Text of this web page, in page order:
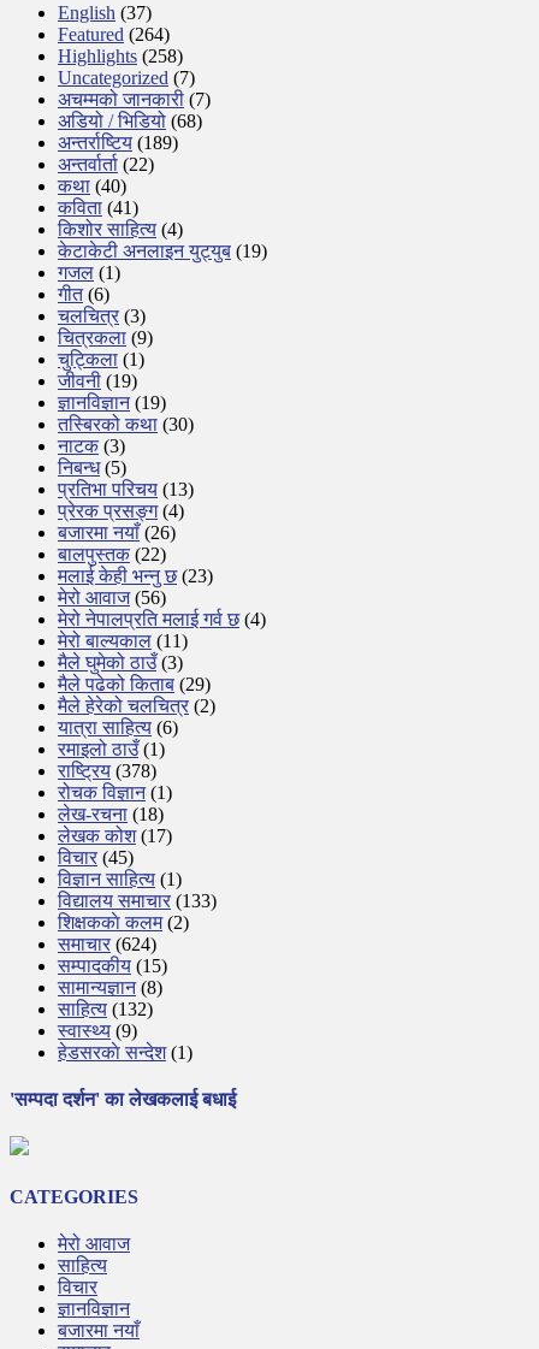
English (37)
Featured (264)
Highlights (258)
Uncategorized (7)
अचम्मको जानकारी (7)
अडियो / भिडियो (68)
अन्तर्राष्टिय (189)
अन्तर्वार्ता (22)
कथा (40)
कविता (41)
किशोर साहित्य (4)
केटाकेटी अनलाइन युट्युब (19)
गजल (1)
गीत(6)
चलचित्र (3)
चित्रकला (9)
चुट्किला (1)
जीवनी (19)
ज्ञानविज्ञान(19)
तस्बिरको कथा (30)
नाटक(3)
निबन्ध(5)
प्रतिभा परिचय (13)
प्रेरक प्रसङ्ग(4)
बजारमा नयाँ(26)
बालपुस्तक(22)
मलाई केही भन्नु छ(23)
मेरो आवाज(56)
मेरो नेपालप्रति मलाई गर्व छ(4)
मेरो बाल्यकाल (11)
मैले घुमेको ठाउँ(3)
मैले पढेको किताब (29)
मैले हेरेको चलचित्र (2)
यात्रा साहित्य (6)
रमाइलो ठाउँ(1)
राष्ट्रिय (378)
रोचक विज्ञान(1)
लेख-रचना (18)
लेखक कोश(17)
विचार (45)
विज्ञान साहित्य (1)
विद्यालय समाचार (133)
शिक्षककाे कलम(2)
समाचार (624)
सम्पादकीय (15)
सामान्यज्ञान(8)
साहित्य (132)
स्वास्थ्य (9)
हेडसरकाे सन्देश(1)
'सम्पदा दर्शन' का लेखकलाई बधाई
CATEGORIES
मेरो आवाज
साहित्य
विचार
ज्ञानविज्ञान
बजारमा नयाँ